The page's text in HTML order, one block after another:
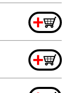
+
+